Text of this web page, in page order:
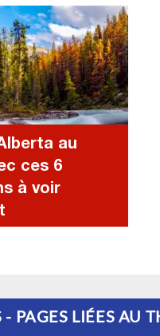
au
ces 6
à voir
- PAGES LIÉES AU